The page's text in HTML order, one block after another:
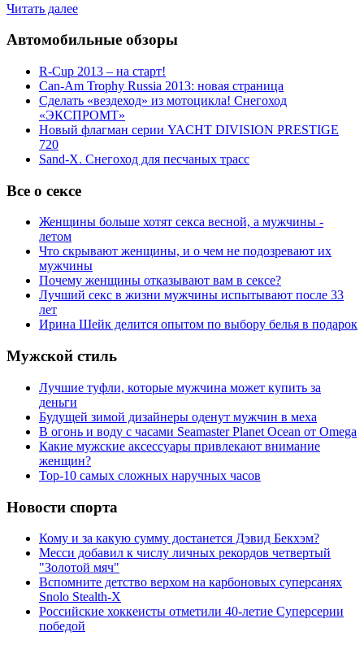
Читать далее
Автомобильные обзоры
R-Cup 2013 – на старт!
Can-Am Trophy Russia 2013: новая страница
Сделать «вездеход» из мотоцикла! Снегоход
«ЭКСПРОМТ»
Новый флагман серии YACHT DIVISION PRESTIGE
720
Sand-X. Снегоход для песчаных трасс
Все о сексе
Женщины больше хотят секса весной, а мужчины -
летом
Что скрывают женщины, и о чем не подозревают их
мужчины
Почему женщины отказывают вам в сексе?
Лучший секс в жизни мужчины испытывают после 33
лет
Ирина Шейк делится опытом по выбору белья в подарок
Мужской стиль
Лучшие туфли, которые мужчина может купить за
деньги
Будущей зимой дизайнеры оденут мужчин в меха
В огонь и воду с часами Seamaster Planet Ocean от Omega
Какие мужские аксессуары привлекают внимание
женщин?
Top-10 самых сложных наручных часов
Новости спорта
Кому и за какую сумму достанется Дэвид Бекхэм?
Месси добавил к числу личных рекордов четвертый
"Золотой мяч"
Вспомните детство верхом на карбоновых суперсанях
Snolo Stealth-X
Российские хоккеисты отметили 40-летие Суперсерии
победой